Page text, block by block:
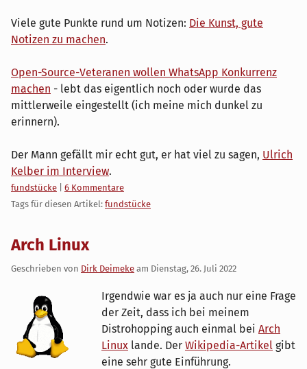
Viele gute Punkte rund um Notizen: Die Kunst, gute
Notizen zu machen.
Open-Source-Veteranen wollen WhatsApp Konkurrenz
machen - lebt das eigentlich noch oder wurde das
mittlerweile eingestellt (ich meine mich dunkel zu
erinnern).
Der Mann gefällt mir echt gut, er hat viel zu sagen, Ulrich
Kelber im Interview.
Kategorien:
fundstücke
6 Kommentare
Tags für diesen Artikel: fundstücke
Arch Linux
Geschrieben von Dirk Deimeke am Dienstag, 26. Juli 2022
Irgendwie war es ja auch nur eine Frage
der Zeit, dass ich bei meinem
Distrohopping auch einmal bei Arch
Linux lande. Der Wikipedia-Artikel gibt
eine sehr gute Einführung.